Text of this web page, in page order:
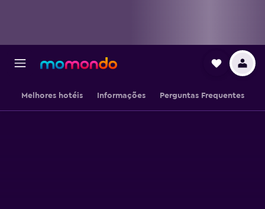
Melhores hotéis Informações Perguntas Frequentes